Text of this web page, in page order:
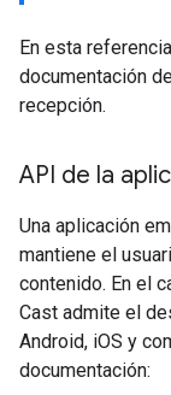
En esta
documentación
recepción.
API de la
Una aplicación
mantiene el
contenido. En el
Cast admite el
Android, iOS y
documentación: